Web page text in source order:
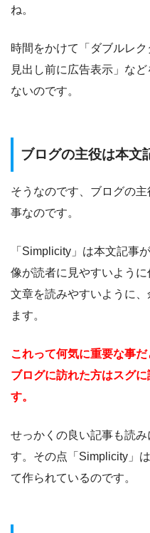
ね。
時間をかけて「ダブルレ
見出し前に広告表示」な
ないのです。
ブログの主役は本文
そうなのです、ブログの
事なのです。
「Simplicity」は本文記事
像が読者に見やすいよう
文章を読みやすいように
ます。
これって何気に重要な事
ブログに訪れた方はスグ
す。
せっかくの良い記事も読
す。その点「Simplicity」
て作られているのです。